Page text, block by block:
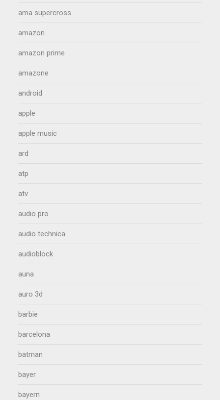
ama supercross
amazon
amazon prime
amazone
android
apple
apple music
ard
atp
atv
audio pro
audio technica
audioblock
auna
auro 3d
barbie
barcelona
batman
bayer
bayern